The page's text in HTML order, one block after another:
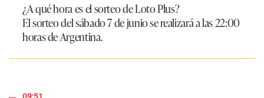
¿A qué hora es el sorteo de Loto Plus?
El sorteo del sábado 7 de junio se realizará a las 22:00
horas de Argentina.